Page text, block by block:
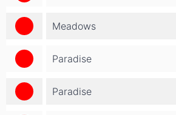
Meadows
Paradise
Paradise